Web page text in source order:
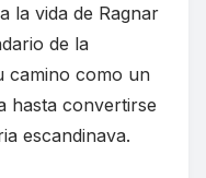
la vida de Ragnar
de la
camino como un
hasta convertirse
escandinava.